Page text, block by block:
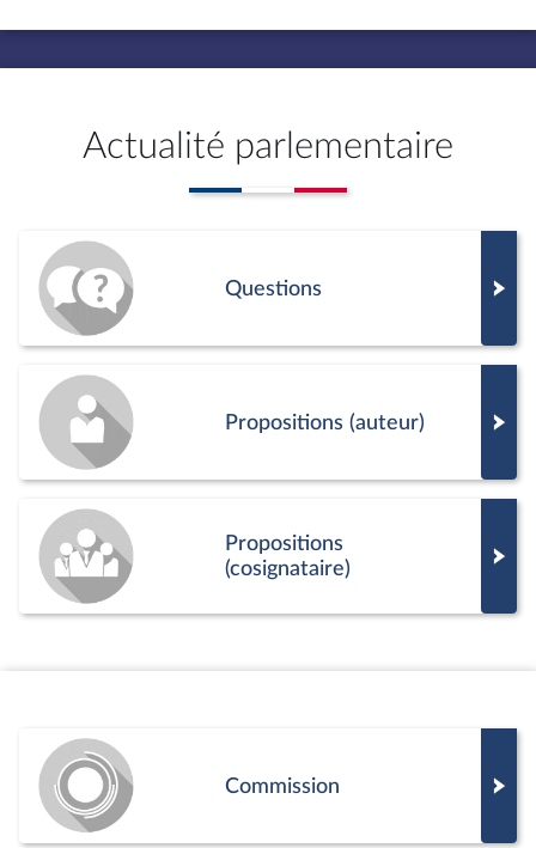
Actualité parlementaire
Questions
Propositions (auteur)
Propositions
(cosignataire)
Commission